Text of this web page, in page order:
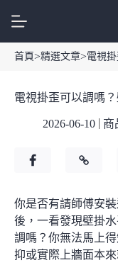
主
首頁>精選文章>電視
電視掛歪可以調嗎
2026-06-10 商
c
e
b
p
y
L
你是否有請師傅安
後，一看發現壁掛
調嗎？你無法馬上
抑或實際上牆面本